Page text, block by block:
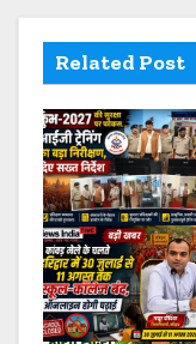
i
g
a
t
i
o
Related Post